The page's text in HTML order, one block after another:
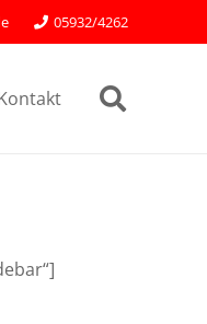
05932/4262